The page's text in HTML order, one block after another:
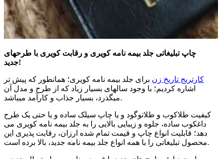
چاپ تبلیغاتی جلد بیمه نامه کویری و رقابت کویری با طرحهای
جدید!
کارتریج تاریخ زن برای جلد بیمه نامه کویری؛ همانطور که پیش تر
اشاره کردیم؛ با وجود سالهای بسیار زیاد که از طرح و مدل آن
میگذرد، بسیار جذاب و کارآمد میباشد.
کیفیت طلاکوب و طلاتوگود و یا چاپ سیلک ساده و یا حتی یک طرح
داغکوب ساده، جلوه و زیبایی بالایی را به جلد بیمه نامه کویری می
دهد؛ قابلیت انواع چاپ و قیمت تمام شده ارزان، رقابت پذیری این
محصول تبلیغاتی را با همه انواع جلد بیمه نامه جدید، بالا برده است.